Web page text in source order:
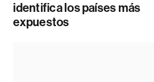
identifica los países más
expuestos